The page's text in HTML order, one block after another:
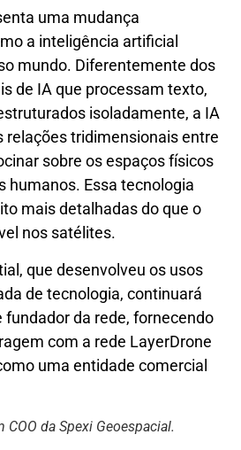
uma mudança
a inteligência artificial
mundo. Diferentemente dos
de IA que processam texto,
isoladamente, a IA
relações tridimensionais entre
sobre os espaços físicos
humanos. Essa tecnologia
mais detalhadas do que o
nos satélites.
que desenvolveu os usos
de tecnologia, continuará
da rede, fornecendo
com a rede LayerDrone
uma entidade comercial
COO da Spexi Geoespacial.